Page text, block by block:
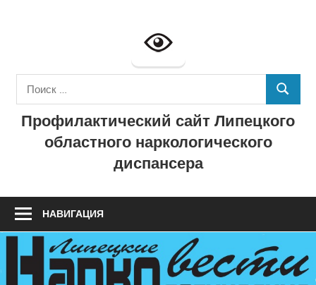
сайт
ГУЗ
"Липецкий
областной
ПОИСК
Профилактический сайт Липецкого
областного наркологического
диспансера
НАВИГАЦИЯ